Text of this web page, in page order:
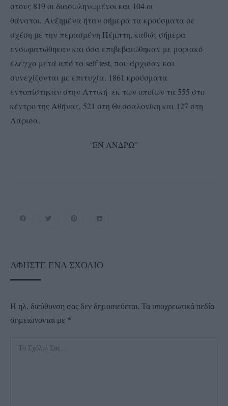
στους 819 οι διασωληνωμένοι και 104 οι
θάνατοι. Αυξημένα ήταν σήμερα τα κρούσματα σε
σχέση με την περασμένη Πέμπτη, καθώς σήμερα
ενσωματώθηκαν και όσα επιβεβαιώθηκαν με μοριακό
έλεγχο μετά από τα self test, που άρχισαν και
συνεχίζονται με επιτυχία. 1861 κρούσματα
εντοπίστηκαν στην Αττική εκ των οποίων τα 555 στο
κέντρο της Αθήνας, 521 στη Θεσσαλονίκη και 127 στη
Λάρισα.
¨ΕΝ ΑΝΔΡΩ”
ΑΦΉΣΤΕ ΈΝΑ ΣΧΌΛΙΟ
Η ηλ. διεύθυνση σας δεν δημοσιεύεται. Τα υποχρεωτικά πεδία
σημειώνονται με *